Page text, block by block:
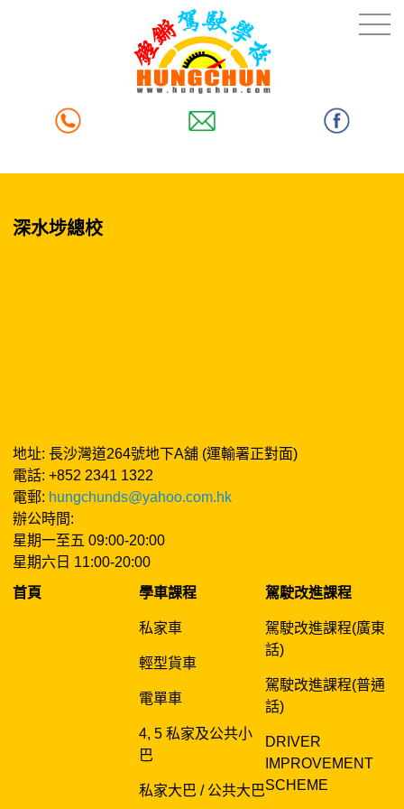
深水埗總校
地址: 長沙灣道264號地下A舖 (運輸署正對面)
電話: +852 2341 1322
電郵: hungchunds@yahoo.com.hk
辦公時間:
星期一至五 09:00-20:00
星期六日 11:00-20:00
首頁
學車課程
私家車
輕型貨車
電單車
4, 5 私家及公共小
巴
私家大巴 / 公共大巴
駕駛改進課程
駕駛改進課程(廣東
話)
駕駛改進課程(普通
話)
DRIVER
IMPROVEMENT
SCHEME